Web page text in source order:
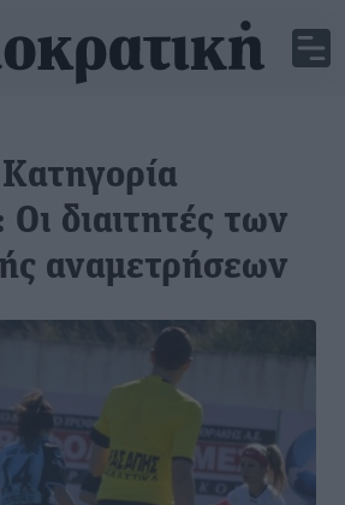
διαιτητές των
αναμετρήσεων